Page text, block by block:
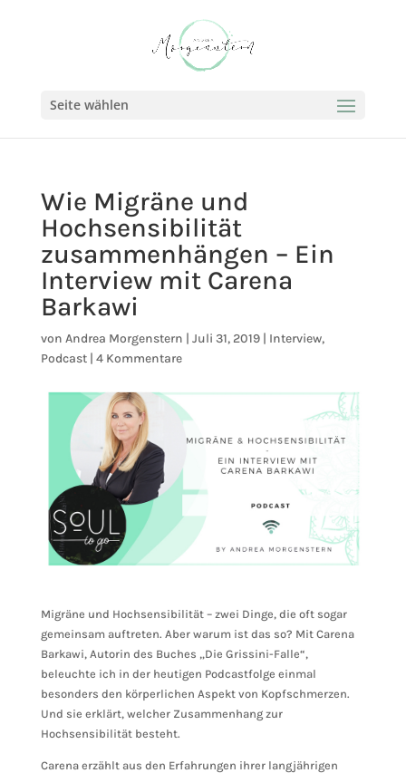
Seite wählen
Wie Migräne und
Hochsensibilität
zusammenhängen – Ein
Interview mit Carena
Barkawi
von Andrea Morgenstern | Juli 31, 2019| Interview,
Podcast| 4 Kommentare
Migräne und Hochsensibilität – zwei Dinge, die oft sogar
gemeinsam auftreten. Aber warum ist das so? Mit Carena
Barkawi, Autorin des Buches „Die Grissini-Falle“,
beleuchte ich in der heutigen Podcastfolge einmal
besonders den körperlichen Aspekt von Kopfschmerzen.
Und sie erklärt, welcher Zusammenhang zur
Hochsensibilität besteht.
Carena erzählt aus den Erfahrungen ihrer langjährigen